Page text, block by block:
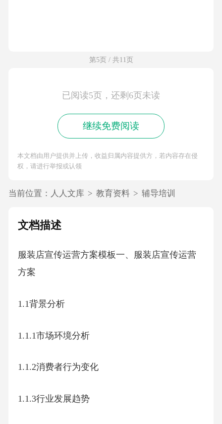
第5页 / 共11页
已阅读5页，还剩6页未读
继续免费阅读
本文档由用户提供并上传，收益归属内容提供方，若内容存在侵
权，请进行举报或认领
当前位置： 人人文库 > 教育资料 > 辅导培训
文档描述
服装店宣传运营方案模板一、服装店宣传运营
方案
1.1背景分析
1.1.1市场环境分析
1.1.2消费者行为变化
1.1.3行业发展趋势